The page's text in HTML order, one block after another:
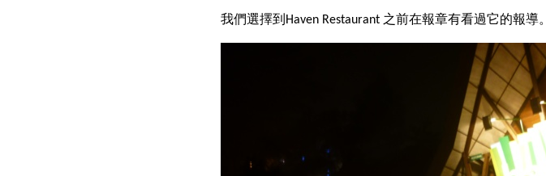
我們選擇到Haven Restaurant 之前在報章有看過它的報導。